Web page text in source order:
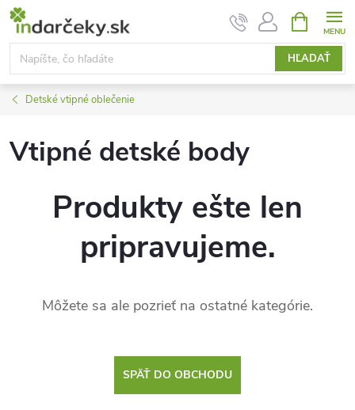
Prejsť
obsah
HĽADAŤ
KOŠÍK
Detské vtipné oblečenie
Vtipné detské body
Produkty ešte len
pripravujeme.
Môžete sa ale pozrieť na ostatné kategórie.
SPÄŤ DO OBCHODU